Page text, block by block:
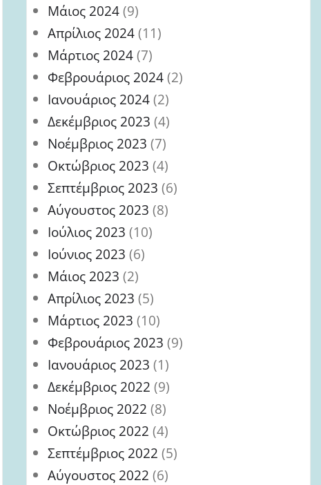
Μάιος 2024(9)
Απρίλιος 2024(11)
Μάρτιος 2024(7)
Φεβρουάριος 2024(2)
Ιανουάριος 2024(2)
Δεκέμβριος 2023 (4)
Νοέμβριος 2023 (7)
Οκτώβριος 2023 (4)
Σεπτέμβριος 2023 (6)
Αύγουστος 2023 (8)
Ιούλιος 2023 (10)
Ιούνιος 2023 (6)
Μάιος 2023 (2)
Απρίλιος 2023 (5)
Μάρτιος 2023 (10)
Φεβρουάριος 2023 (9)
Ιανουάριος 2023 (1)
Δεκέμβριος 2022 (9)
Νοέμβριος 2022 (8)
Οκτώβριος 2022 (4)
Σεπτέμβριος 2022 (5)
Αύγουστος 2022 (6)